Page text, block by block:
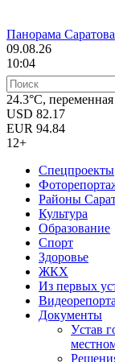
Панорама Саратова
09.08.26
10:04
24.3°C,
USD 82.17
EUR 94.84
12+
Спецпроекты
Районы
Культура
Образование
Спорт
Здоровье
ЖКХ
Из пеpвых
Документы
Уcтав